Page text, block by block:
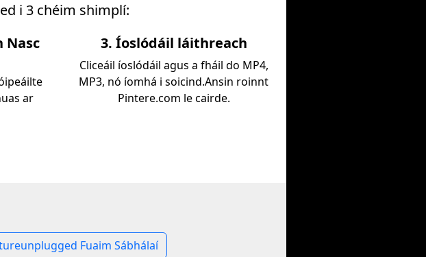
i 3 chéim shimplí:
Nasc
ar
3. Íoslódáil láithreach
Cliceáil íoslódáil agus a fháil do MP4,
MP3, nó íomhá i soicind.Ansin roinnt
Pintere.com le cairde.
Fuaim Sábhálaí